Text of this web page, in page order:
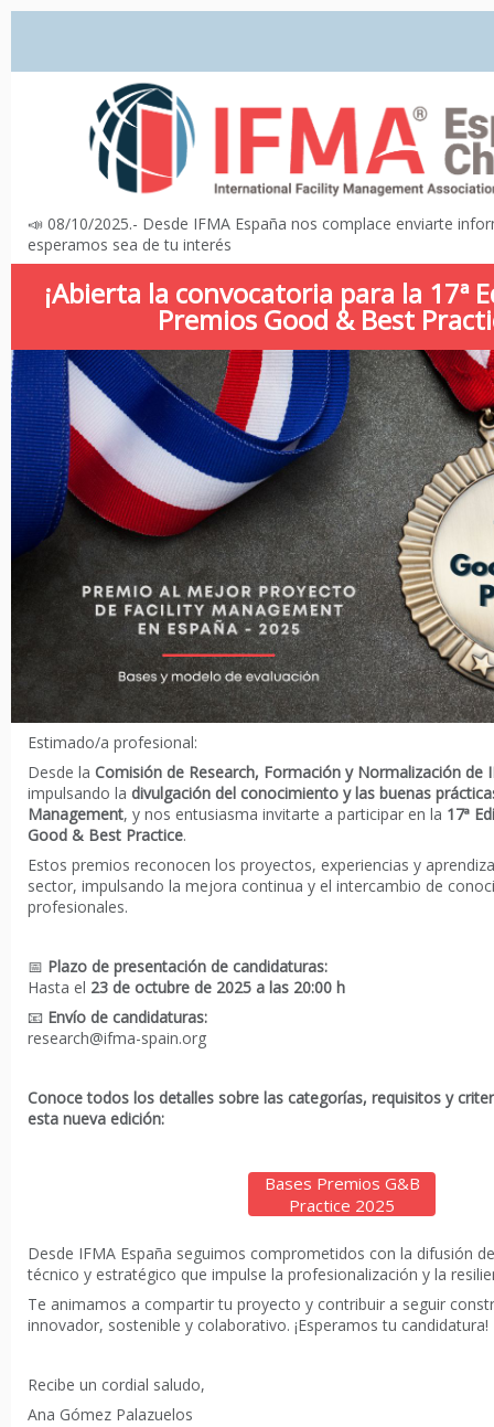
📣 08/10/2025.- Desde IFMA España nos complace enviarte
esperamos sea de tu interés
¡Abierta la convocatoria para la 17ª
Premios Good & Best
Estimado/a profesional:
Desde la Comisión de Research, Formación y Normalización de
impulsando la divulgación del conocimiento y las buenas
Management, y nos entusiasma invitarte a participar en la 17ª
Good & Best Practice.
Estos premios reconocen los proyectos, experiencias y
sector, impulsando la mejora continua y el intercambio de
profesionales.
📅 Plazo de presentación de candidaturas:
Hasta el 23 de octubre de 2025 a las 20:00 h
📧 Envío de candidaturas:
research@ifma-spain.org
Conoce todos los detalles sobre las categorías, requisitos y
esta nueva edición:
Bases Premios G&B
Practice 2025
Desde IFMA España seguimos comprometidos con la difusión
técnico y estratégico que impulse la profesionalización y la
Te animamos a compartir tu proyecto y contribuir a seguir
innovador, sostenible y colaborativo. ¡Esperamos tu candidatura!
Recibe un cordial saludo,
Ana Gómez Palazuelos